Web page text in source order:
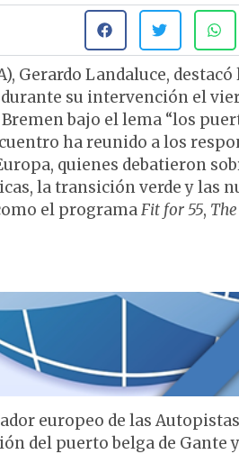
Gerardo Landaluce, destacó
su intervención el
bajo el lema “los
ha reunido a los
quienes debatieron
la transición verde y las
el programaFit for 55,
europeo de las
del puerto belga de Gante